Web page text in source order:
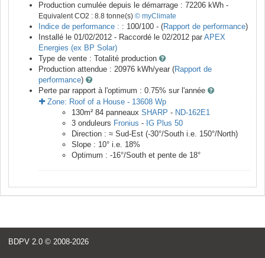
Production cumulée depuis le démarrage : 72206 kWh -
Equivalent CO2 : 8.8 tonne(s) © myClimate
Indice de performance : : 100/100 - (Rapport de performance)
Installé le 01/02/2012 - Raccordé le 02/2012 par APEX
Energies (ex BP Solar)
Type de vente : Totalité production
Production attendue : 20976 kWh/year (Rapport de
performance)
Perte par rapport à l'optimum : 0.75% sur l'année
Zone: Roof of a House - 13608 Wp
130m² 84 panneaux SHARP - ND-162E1
3 onduleurs Fronius - IG Plus 50
Direction : ≈ Sud-Est (-30°/South i.e. 150°/North)
Slope : 10° i.e. 18%
Optimum : -16°/South et pente de 18°
BDPV 2.0 © 2008-2026